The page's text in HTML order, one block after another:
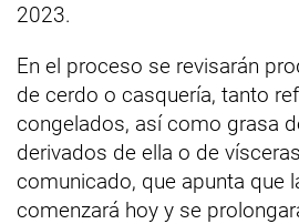
2023.
En el proceso se revisarán
de cerdo o casquería, tanto
congelados, así como grasa
derivados de ella o de
comunicado, que apunta que
comenzará hoy y se